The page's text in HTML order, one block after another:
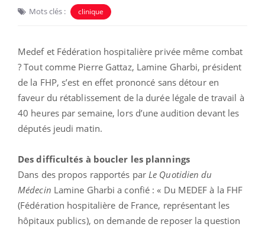
Mots clés : clinique
Medef et Fédération hospitalière privée même combat
? Tout comme Pierre Gattaz, Lamine Gharbi, président
de la FHP, s’est en effet prononcé sans détour en
faveur du rétablissement de la durée légale de travail à
40 heures par semaine, lors d’une audition devant les
députés jeudi matin.
Des difficultés à boucler les plannings
Dans des propos rapportés par Le Quotidien du
Médecin Lamine Gharbi a confié : « Du MEDEF à la FHF
(Fédération hospitalière de France, représentant les
hôpitaux publics), on demande de reposer la question